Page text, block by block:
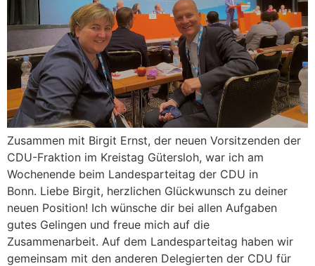
Zusammen mit Birgit Ernst, der neuen Vorsitzenden der
CDU-Fraktion im Kreistag Gütersloh, war ich am
Wochenende beim Landesparteitag der CDU in
Bonn. Liebe Birgit, herzlichen Glückwunsch zu deiner
neuen Position! Ich wünsche dir bei allen Aufgaben
gutes Gelingen und freue mich auf die
Zusammenarbeit. Auf dem Landesparteitag haben wir
gemeinsam mit den anderen Delegierten der CDU für